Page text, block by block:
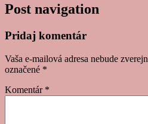
Post navigation
Pridaj komentár
Vaša e-mailová adresa nebude
označené *
Komentár *